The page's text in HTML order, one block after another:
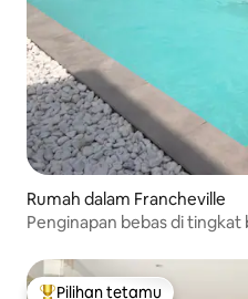
Rumah dalam Francheville
Penginapan bebas di tingkat
Pilihan tetamu